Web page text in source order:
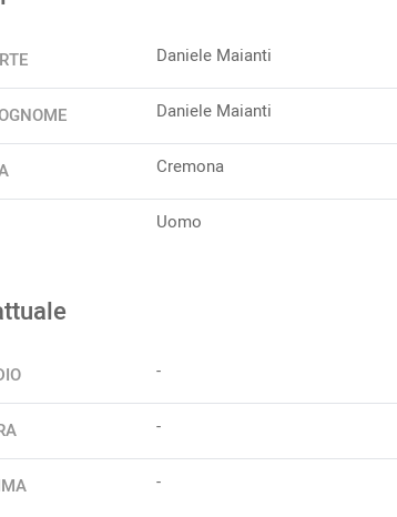
Daniele Maianti
Daniele Maianti
Cremona
Uomo
-
-
-